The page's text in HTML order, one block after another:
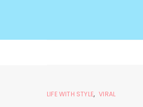
LIFE WITH STYLE VIRAL